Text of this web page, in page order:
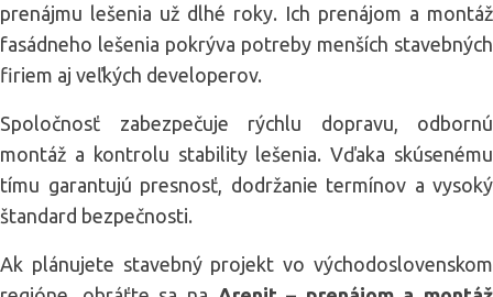
prenájmu lešenia už dlhé roky. Ich prenájom a montáž
fasádneho lešenia pokrýva potreby menších stavebných
firiem aj veľkých developerov.
Spoločnosť zabezpečuje rýchlu dopravu, odbornú
montáž a kontrolu stability lešenia. Vďaka skúsenému
tímu garantujú presnosť, dodržanie termínov a vysoký
štandard bezpečnosti.
Ak plánujete stavebný projekt vo východoslovenskom